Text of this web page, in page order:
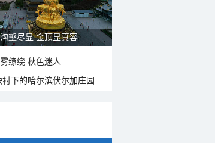
壑尽显 金顶显真容
缭绕 秋色迷人
下的哈尔滨伏尔加庄园